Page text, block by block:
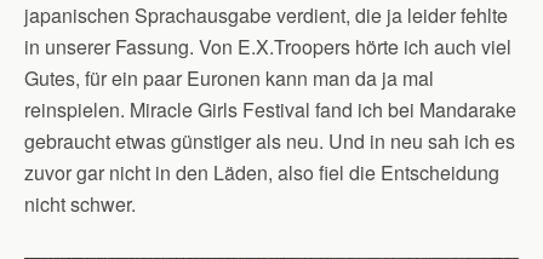
japanischen Sprachausgabe verdient, die ja leider fehlte
in unserer Fassung. Von E.X.Troopers hörte ich auch viel
Gutes, für ein paar Euronen kann man da ja mal
reinspielen. Miracle Girls Festival fand ich bei Mandarake
gebraucht etwas günstiger als neu. Und in neu sah ich es
zuvor gar nicht in den Läden, also fiel die Entscheidung
nicht schwer.